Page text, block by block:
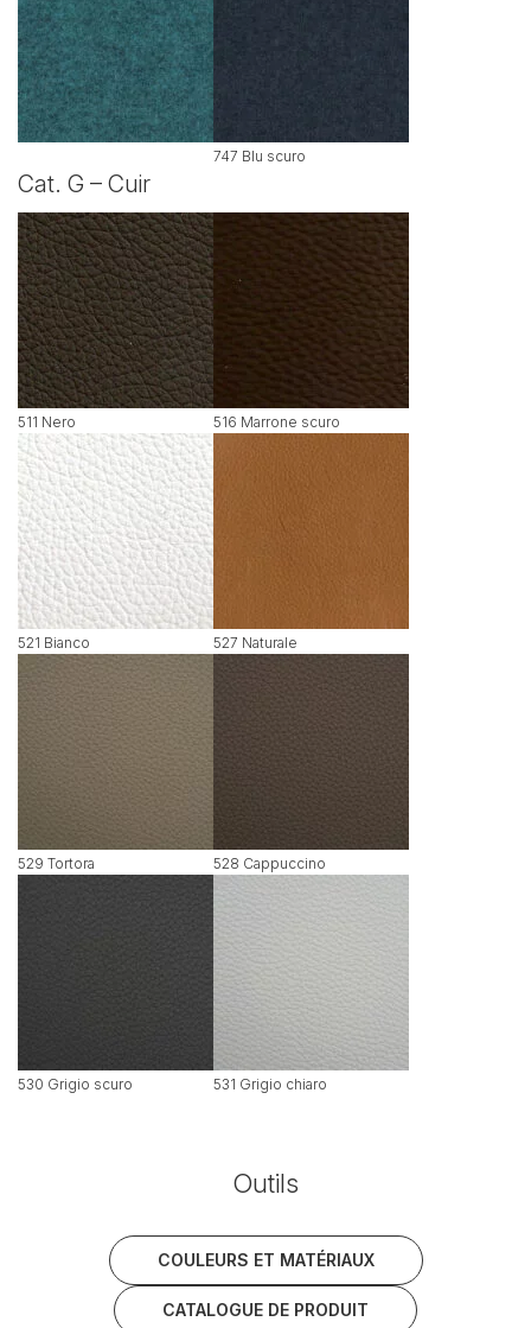
747 Blu scuro
Cat. G – Cuir
511 Nero 516 Marrone scuro
521 Bianco 527 Naturale
529 Tortora 528 Cappuccino
530 Grigio scuro 531 Grigio chiaro
Outils
COULEURS ET MATÉRIAUX
CATALOGUE DE PRODUIT